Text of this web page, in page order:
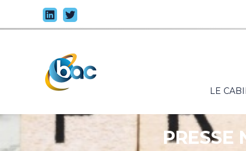
au
contenu
LE
PRESSE